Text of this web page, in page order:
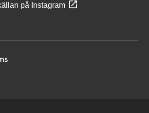
på Instagram